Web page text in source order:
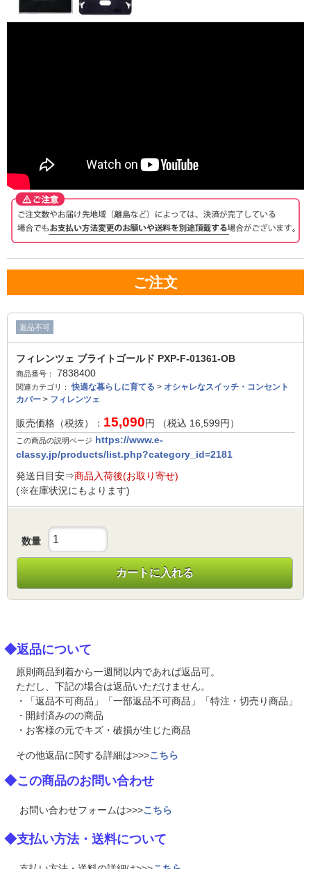
ご注文
返品不可
フィレンツェ ブライトゴールド PXP-F-01361-OB
商品番号： 7838400
関連カテゴリ： 快適な暮らしに育てる > オシャレなスイッチ・コンセント
カバー > フィレンツェ
販売価格（税抜）： 15,090円 （税込 16,599円）
この商品の説明ページ https://www.e-
classy.jp/products/list.php?category_id=2181
発送日目安⇒商品入荷後(お取り寄せ)
(※在庫状況にもよります)
数量
カートに入れる
◆返品について
原則商品到着から一週間以内であれば返品可。
ただし、下記の場合は返品いただけません。
・「返品不可商品」「一部返品不可商品」「特注・切売り商品」
・開封済みのの商品
・お客様の元でキズ・破損が生じた商品
その他返品に関する詳細は>>>こちら
◆この商品のお問い合わせ
お問い合わせフォームは>>>こちら
◆支払い方法・送料について